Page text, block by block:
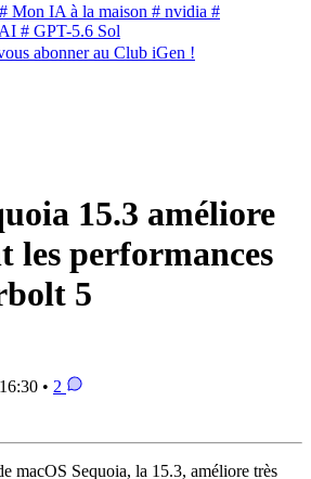
# Mon IA à la maison # nvidia #
# GPT-5.6 Sol
abonner au Club iGen !
15.3 améliore
les performances
5
• 2
macOS Sequoia, la 15.3, améliore très